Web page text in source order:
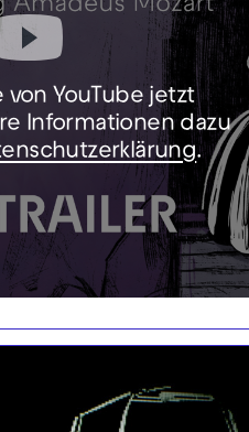
von YouTube jetzt
Informationen dazu
.